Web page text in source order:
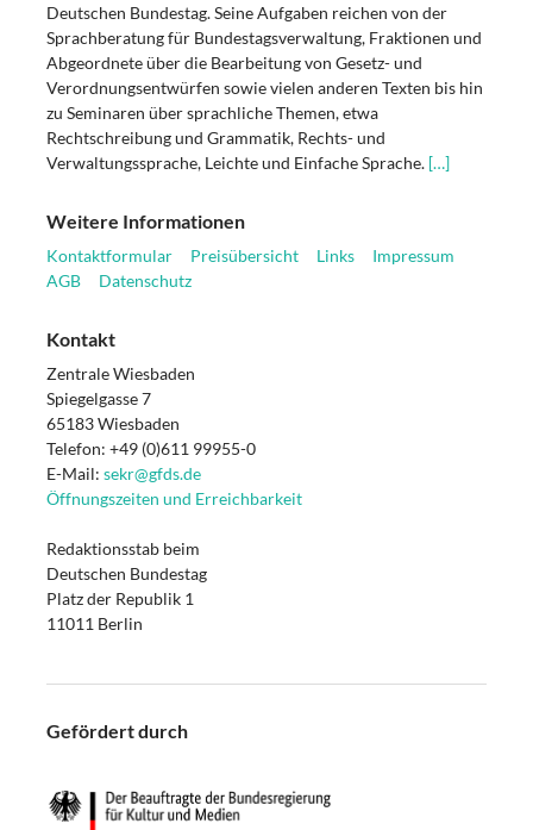
Deutschen Bundestag. Seine Aufgaben reichen von der
Sprachberatung für Bundestagsverwaltung, Fraktionen und
Abgeordnete über die Bearbeitung von Gesetz- und
Verordnungsentwürfen sowie vielen anderen Texten bis hin
zu Seminaren über sprachliche Themen, etwa
Rechtschreibung und Grammatik, Rechts- und
Verwaltungssprache, Leichte und Einfache Sprache. […]
Weitere Informationen
Kontaktformular Preisübersicht Links
Impressum
AGB
Datenschutz
Kontakt
Zentrale Wiesbaden
Spiegelgasse 7
65183 Wiesbaden
Telefon: +49 (0)611 99955-0
E-Mail: sekr@gfds.de
Öffnungszeiten und Erreichbarkeit
Redaktionsstab beim
Deutschen Bundestag
Platz der Republik 1
11011 Berlin
Gefördert durch